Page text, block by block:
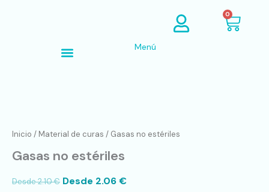
0
Cart
Menú
Inicio / Material de curas / Gasas no estériles
Gasas no estériles
Desde2.10€ Desde 2.06€
cantidad